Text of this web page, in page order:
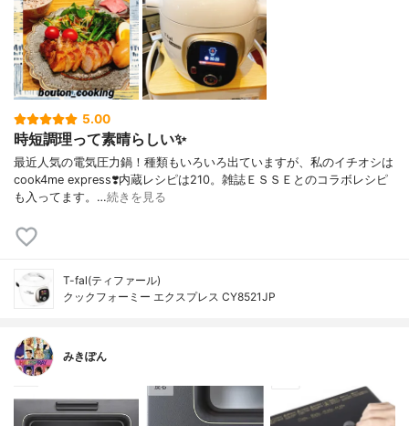
5.00
時短調理って素晴らしい✨
最近人気の電気圧力鍋！種類もいろいろ出ていますが、私のイチオシは
cook4me express❣️内蔵レシピは210。雑誌ＥＳＳＥとのコラボレシピ
も入ってます。…続きを見る
T-fal(ティファール)
クックフォーミー エクスプレス CY8521JP
みきぽん